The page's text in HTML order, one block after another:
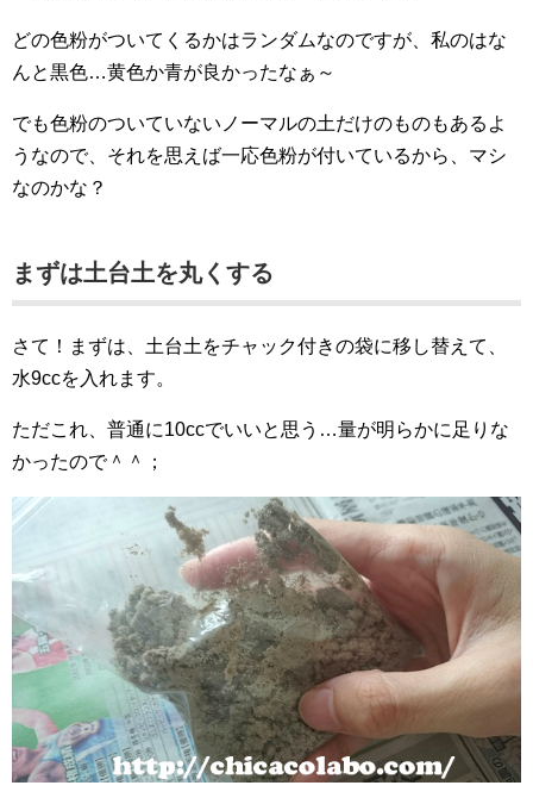
どの色粉がついてくるかはランダムなのですが、私のはな
んと黒色…黄色か青が良かったなぁ～
でも色粉のついていないノーマルの土だけのものもあるよ
うなので、それを思えば一応色粉が付いているから、マシ
なのかな？
まずは土台土を丸くする
さて！まずは、土台土をチャック付きの袋に移し替えて、
水9ccを入れます。
ただこれ、普通に10ccでいいと思う…量が明らかに足りな
かったので＾＾；